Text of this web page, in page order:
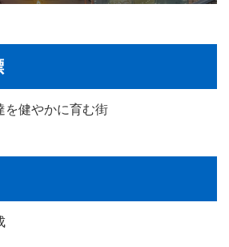
を健やかに育む街